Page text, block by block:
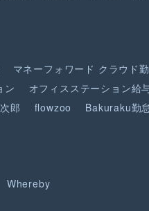
マネーフォワード クラウド
ン オフィスステーション給
郎 flowzoo Bakuraku勤
Whereby